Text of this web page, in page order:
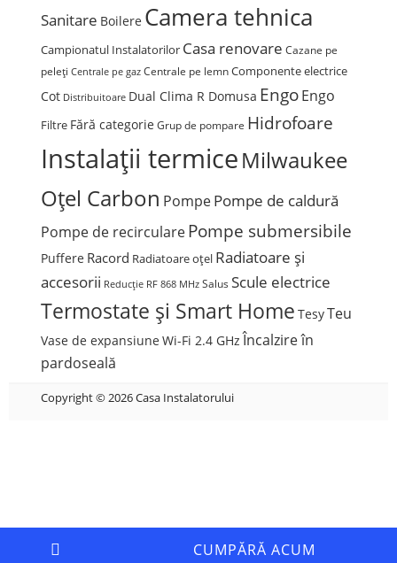
CUMPĂRĂ ACUM
Sanitare Boilere Camera tehnica
Campionatul Instalatorilor Casa renovare Cazane pe
peleți Centrale pe gaz Centrale pe lemn Componente electrice
Cot Distribuitoare Dual Clima R Domusa EngoEngo
Filtre Fără categorie Grup de pompare Hidrofoare
Instalații termiceMilwaukee
Oțel Carbon PompePompe de caldură
Pompe de recircularePompe submersibile
Puffere Racord Radiatoare oțel Radiatoare și
accesorii Reducție RF 868 MHz Salus Scule electrice
Termostate și Smart Home TesyTeu
Vase de expansiune Wi-Fi 2.4 GHz Încalzire în
pardoseală
Copyright © 2026 Casa Instalatorului